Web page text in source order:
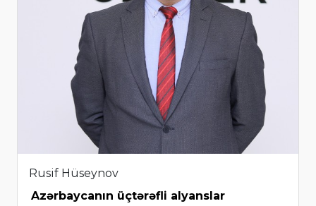
Rusif Hüseynov
Azərbaycanın üçtərəfli alyanslar